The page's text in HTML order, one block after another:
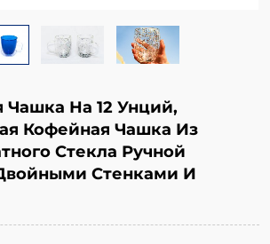
Чашка На 12 Унций,
Кофейная Чашка Из
Стекла Ручной
Стенками И